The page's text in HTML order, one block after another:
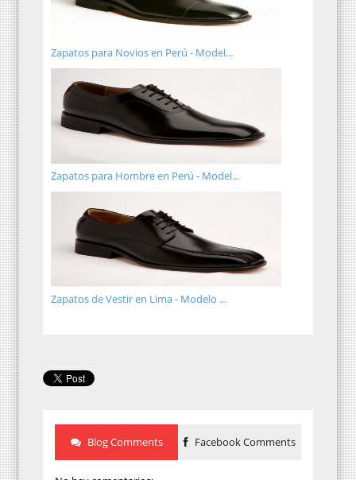
Zapatos para Novios en Perú - Model...
Zapatos para Hombre en Perú - Model...
Zapatos de Vestir en Lima - Modelo ...
Blog Comments Facebook Comments